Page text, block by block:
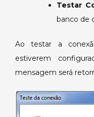
Testar
banco de
Ao testar a
estiverem
mensagem será